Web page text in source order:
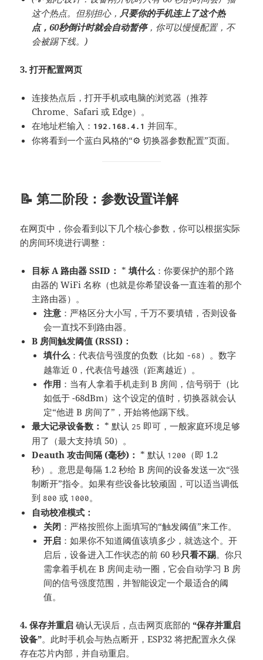
这个热点。但别担心， 只要你的手机连上了这个热
点，60秒倒计时就会自动暂停，你可以慢慢配置，不
会被踢下线。)
3. 打开配置网页
连接热点后，打开手机或电脑的浏览器（推荐
Chrome、Safari 或 Edge）。
在地址栏输入： 192.168.4.1 并回车。
你将看到一个蓝白风格的“⚙️ 切换器参数配置”页面。
📝 第二阶段：参数设置详解
在网页中，你会看到以下几个核心参数，你可以根据实际
的房间环境进行调整：
目标 A 路由器 SSID： *填什么 ：你要保护的那个路
由器的 WiFi 名称（也就是你希望设备一直连着的那个
主路由器）。
注意 ：严格区分大小写，千万不要填错，否则设备
会一直找不到路由器。
B 房间触发阈值 (RSSI)：
填什么 ：代表信号强度的负数（比如 -68）。数字
越靠近 0，代表信号越强（距离越近）。
作用 ：当有人拿着手机走到 B 房间，信号弱于（比
如低于 -68dBm）这个设定的值时，切换器就会认
定“他进 B 房间了”，开始将他踢下线。
最大记录设备数： * 默认 25 即可，一般家庭环境足够
用了（最大支持填 50）。
Deauth 攻击间隔 (毫秒)： * 默认 1200
（即 1.2
秒）。意思是每隔 1.2 秒给 B 房间的设备发送一次“强
制断开”指令。如果有些设备比较顽固，可以适当调低
到 800 或 1000。
自动校准模式：
关闭 ：严格按照你上面填写的“触发阈值”来工作。
开启 ：如果你不知道阈值该填多少，就选这个。开
启后，设备进入工作状态的前 60 秒只看不踢。你只
需拿着手机在 B 房间走动一圈，它会自动学习 B 房
间的信号强度范围，并智能设定一个最适合的阈
值。
4. 保存并重启 确认无误后，点击网页底部的“保存并重启
设备”。此时手机会与热点断开，ESP32 将把配置永久保
存在芯片内部，并自动重启。